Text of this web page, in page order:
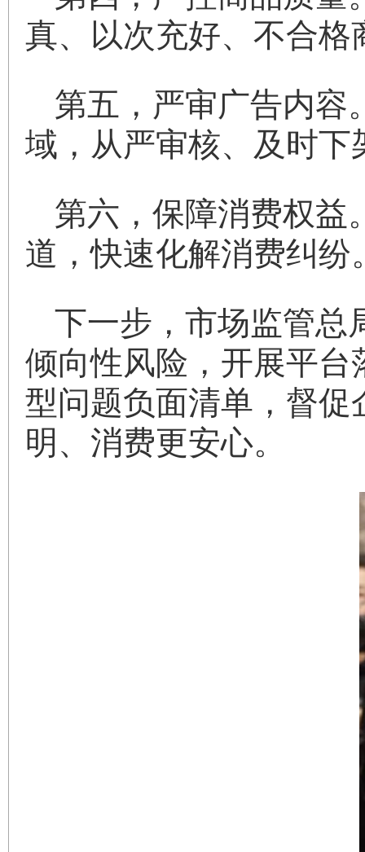
真、以次充好、不合格
第五，严审广告内容
域，从严审核、及时
第六，保障消费权益
道，快速化解消费纠纷
下一步，市场监管总
倾向性风险，开展平
型问题负面清单，督
明、消费更安心。